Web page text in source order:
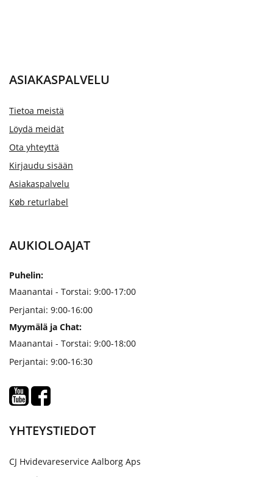
ASIAKASPALVELU
Tietoa meistä
Löydä meidät
Ota yhteyttä
Kirjaudu sisään
Asiakaspalvelu
Køb returlabel
AUKIOLOAJAT
Puhelin:
Maanantai - Torstai: 9:00-17:00
Perjantai: 9:00-16:00
Myymälä ja Chat:
Maanantai - Torstai: 9:00-18:00
Perjantai: 9:00-16:30
YHTEYSTIEDOT
CJ Hvidevareservice Aalborg Aps